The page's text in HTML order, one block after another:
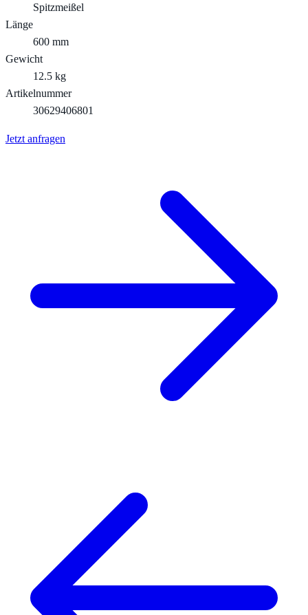
Spitzmeißel
Länge
600 mm
Gewicht
12.5 kg
Artikelnummer
30629406801
Jetzt anfragen